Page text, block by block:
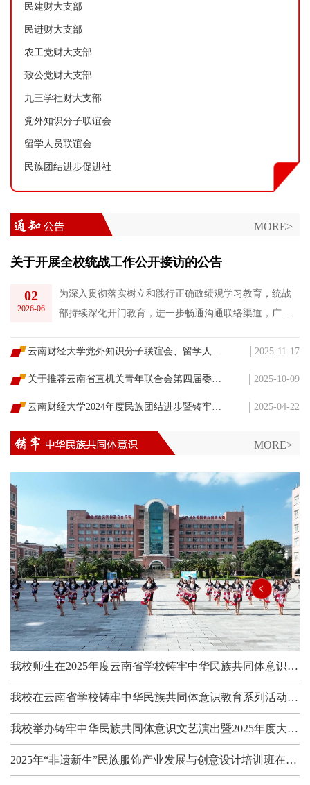
民建财大支部
民进财大支部
农工党财大支部
致公党财大支部
九三学社财大支部
党外知识分子联谊会
留学人员联谊会
民族团结进步促进社
MORE>
关于开展全校统战工作公开接访的公告
02
2026-06
为深入贯彻落实树立和践行正确政绩观学习教育，统战
部持续深化开门教育，进一步畅通沟通联络渠道，广泛
师生急难愁盼问题。根据工作部署要求，学校统战部决
体、各职能部门，全体在校师生员工。二、接访内容
（一）政策流程咨询。主要受理师生关于统战工作相关
政策文件、规章...
2025-11-17
2025-10-09
2025-04-22
MORE>
我校师生在2025年度云南省学校铸牢中华民族共同体意识教育征文活动中获奖
我校在云南省学校铸牢中华民族共同体意识教育系列活动——民族体育舞蹈线上教学成果竞赛中获佳绩
我校举办铸牢中华民族共同体意识文艺演出暨2025年度大学生艺术教育展演
2025年“非遗新生”民族服饰产业发展与创意设计培训班在马关县开班